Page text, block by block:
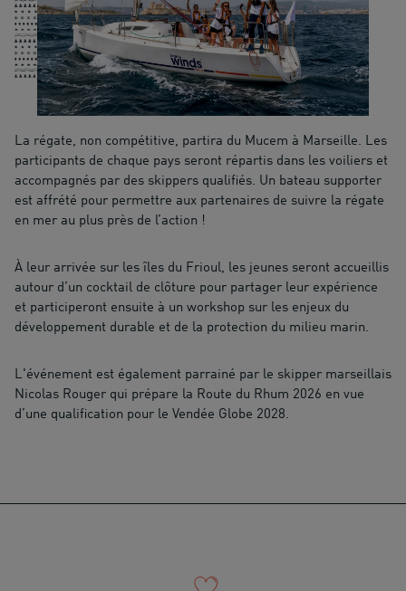
La régate, non compétitive, partira du Mucem à Marseille. Les
participants de chaque pays seront répartis dans les voiliers et
accompagnés par des skippers qualifiés. Un bateau supporter
est affrété pour permettre aux partenaires de suivre la régate
en mer au plus près de l’action !
À leur arrivée sur les îles du Frioul, les jeunes seront accueillis
autour d’un cocktail de clôture pour partager leur expérience
et participeront ensuite à un workshop sur les enjeux du
développement durable et de la protection du milieu marin.
L'événement est également parrainé par le skipper marseillais
Nicolas Rouger qui prépare la Route du Rhum 2026 en vue
d’une qualification pour le Vendée Globe 2028.